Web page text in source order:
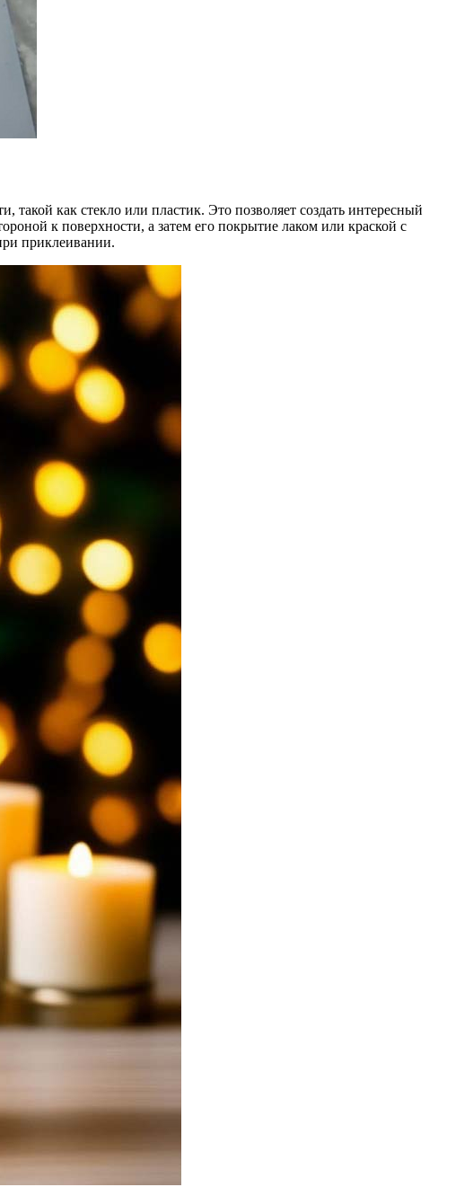
как стекло или пластик. Это позволяет создать интересный
к поверхности, а затем его покрытие лаком или краской с
приклеивании.